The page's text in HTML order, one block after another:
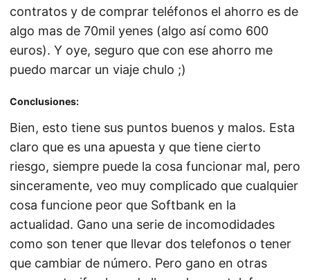
contratos y de comprar teléfonos el ahorro es de
algo mas de 70mil yenes (algo así como 600
euros). Y oye, seguro que con ese ahorro me
puedo marcar un viaje chulo ;)
Conclusiones:
Bien, esto tiene sus puntos buenos y malos. Esta
claro que es una apuesta y que tiene cierto
riesgo, siempre puede la cosa funcionar mal, pero
sinceramente, veo muy complicado que cualquier
cosa funcione peor que Softbank en la
actualidad. Gano una serie de incomodidades
como son tener que llevar dos telefonos o tener
que cambiar de número. Pero gano en otras